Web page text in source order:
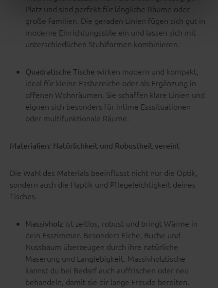
Platz und sind perfekt für längliche Räume oder
große Familien. Die geraden Linien fügen sich gut in
moderne Einrichtungsstile ein und lassen sich mit
unterschiedlichen Stuhlformen kombinieren.
Quadratische Tische wirken modern und kompakt,
ideal für kleine Essbereiche oder als Ergänzung in
offenen Wohnräumen. Sie schaffen klare Linien und
eignen sich besonders für intime Esssituationen
oder multifunktionale Räume.
Materialien: Natürlichkeit und Robustheit vereint
Die Wahl des Materials beeinflusst nicht nur die Optik,
sondern auch die Haptik und Pflegeleichtigkeit deines
Tisches.
Massivholz ist zeitlos, robust und bringt Wärme in
dein Esszimmer. Besonders Eiche, Buche und
Nussbaum überzeugen durch ihre natürliche
Maserung und Langlebigkeit. Massivholztische
kannst du bei Bedarf auch auffrischen oder neu
behandeln, damit sie dir lange Freude bereiten.